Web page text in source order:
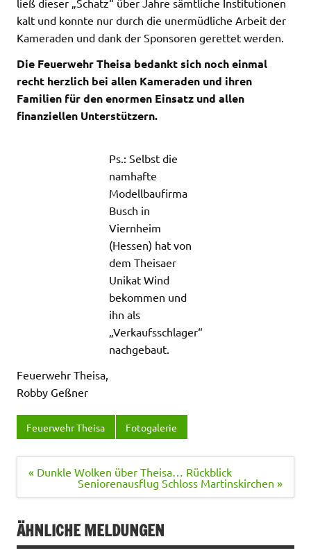
kalt und konnte nur durch die unermüdliche Arbeit der
Kameraden und dank der Sponsoren gerettet werden.
Die Feuerwehr Theisa bedankt sich noch einmal
recht herzlich bei allen Kameraden und ihren
Familien für den enormen Einsatz und allen
finanziellen Unterstützern.
Ps.: Selbst die
namhafte
Modellbaufirma
Busch in
Viernheim
(Hessen) hat von
dem Theisaer
Unikat Wind
bekommen und
ihn als
„Verkaufsschlager“
nachgebaut.
Feuerwehr Theisa,
Robby Geßner
Feuerwehr Theisa Fotogalerie
Beitragsnavigation
« Dunkle Wolken über Theisa… Rückblick
Seniorenausflug Schloss Martinskirchen »
ÄHNLICHE MELDUNGEN